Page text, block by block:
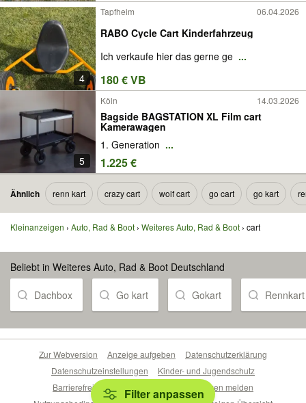
4
Tapfheim 06.04.2026
RABO Cycle Cart Kinderfahrzeug
Ich verkaufe hier das gerne ge ...
180 € VB
5
Köln 14.03.2026
Bagside BAGSTATION XL Film cart
Kamerawagen
1. Generation ...
1.225 €
Ähnlich renn kart crazy cart wolf cart go cart go kart
Kleinanzeigen Auto, Rad & Boot Weiteres Auto, Rad & Boot cart
Beliebt in Weiteres Auto, Rad & Boot Deutschland
Dachbox Go kart Gokart Rennkart
Filter anpassen
Zur Webversion Anzeige aufgeben
Datenschutzerklärung
Datenschutzeinstellungen
Kinder- und Jugendschutz
Barrierefreiheitserklärung
Sicherheitslücken melden